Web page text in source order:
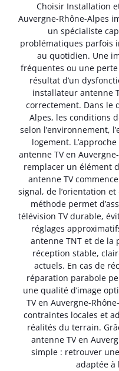
Choisir Installation
Auvergne-Rhône-Alpes
un spécialiste
problématiques parfois
au quotidien. Une
fréquentes ou une
résultat d’un
installateur antenne
correctement. Dans le
Alpes, les conditions
selon l’environnement,
logement.
antenne TV en
remplacer un élément
antenne TV
signal, de l’orientation
méthode permet
télévision TV durable,
réglages
antenne TNT et de la
réception stable,
actuels. En cas de
réparation parabole
une qualité d’image
TV en Auvergne-
contraintes locales et
réalités du terrain.
antenne TV en
simple : retrouver
adaptée à